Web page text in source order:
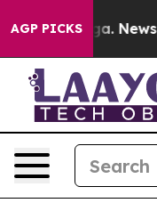
AGP PICKSNewspaper